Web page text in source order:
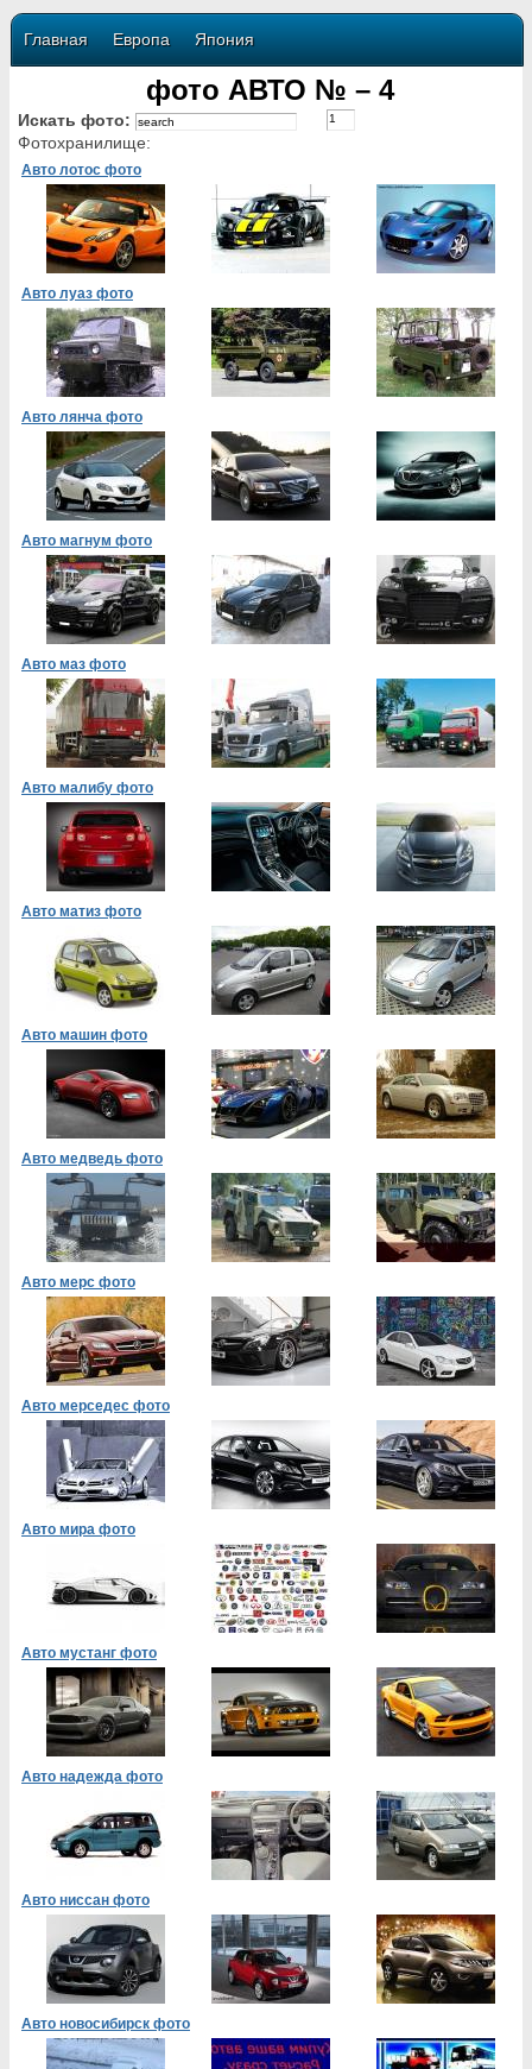
Главная Европа Япония
фото АВТО № – 4
Искать фото:
Фотохранилище:
Авто лотос фото
Авто луаз фото
Авто лянча фото
Авто магнум фото
Авто маз фото
Авто малибу фото
Авто матиз фото
Авто машин фото
Авто медведь фото
Авто мерс фото
Авто мерседес фото
Авто мира фото
Авто мустанг фото
Авто надежда фото
Авто ниссан фото
Авто новосибирск фото